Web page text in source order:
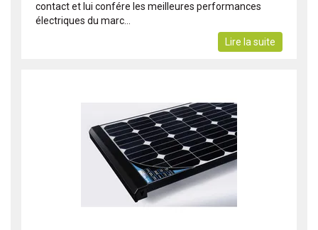
contact et lui confére les meilleures performances
électriques du marc...
Lire la suite